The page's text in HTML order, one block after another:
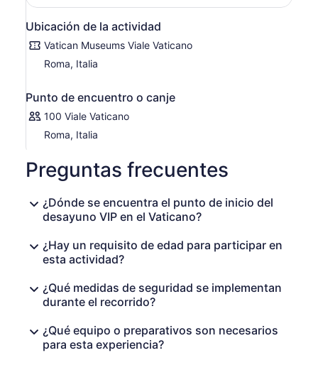
problemas a la basílica de San Pedro, una piedra angular
de la Iglesia Católica. Después del recorrido, quédese en
ilusión óptica de Bernini y la paradisíaca fachada de la
Plaza de San Pedro. Sumérjase en la belleza y la historia
Ubicación de la actividad
Vatican Museums Viale Vaticano
Roma, Italia
Punto de encuentro o canje
100 Viale Vaticano
Roma, Italia
Preguntas frecuentes
¿Dónde se encuentra el punto de inicio del
desayuno VIP en el Vaticano?
¿Hay un requisito de edad para participar en
esta actividad?
¿Qué medidas de seguridad se implementan
durante el recorrido?
¿Qué equipo o preparativos son necesarios
para esta experiencia?